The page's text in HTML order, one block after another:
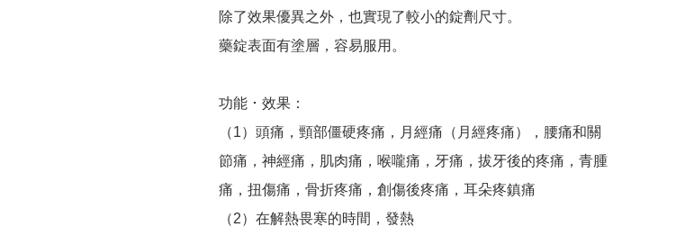
除了效果優異之外，也實現了較小的錠劑尺寸。
藥錠表面有塗層，容易服用。
功能 ･ 效果：
（1）頭痛，頸部僵硬疼痛，月經痛（月經疼痛），腰痛和關
節痛，神經痛，肌肉痛，喉嚨痛，牙痛，拔牙後的疼痛，青腫
痛，扭傷痛，骨折疼痛，創傷後疼痛，耳朵疼鎮痛
（2）在解熱畏寒的時間，發熱